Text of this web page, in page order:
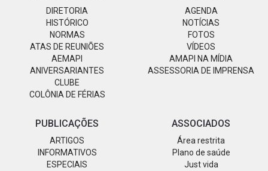
DIRETORIA
HISTÓRICO
NORMAS
ATAS DE REUNIÕES
AEMAPI
ANIVERSARIANTES
CLUBE
COLÔNIA DE FÉRIAS
AGENDA
NOTÍCIAS
FOTOS
VÍDEOS
AMAPI NA MÍDIA
ASSESSORIA DE IMPRENSA
PUBLICAÇÕES
ARTIGOS
INFORMATIVOS
ESPECIAIS
ASSOCIADOS
Área restrita
Plano de saúde
Just vida